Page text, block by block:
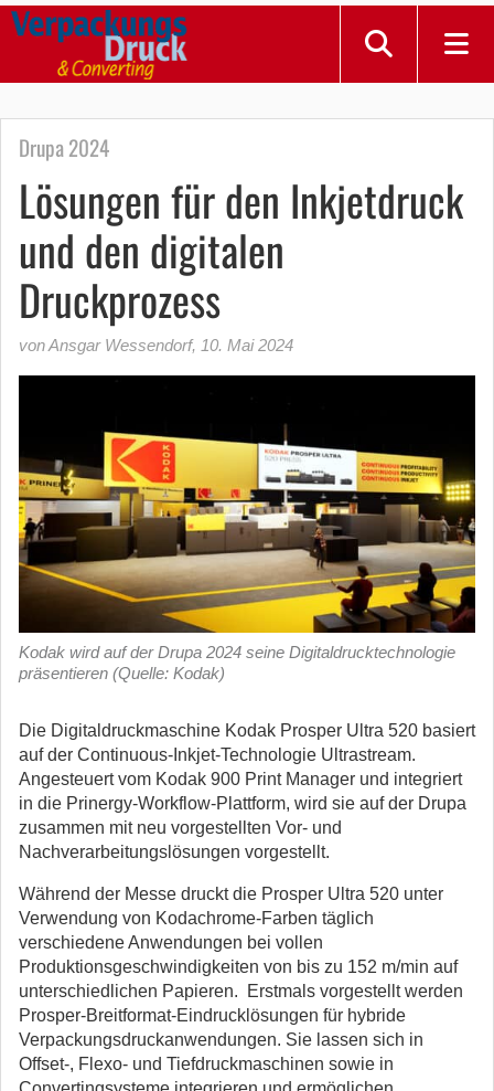
Drupa 2024
Lösungen für den Inkjetdruck
und den digitalen
Druckprozess
von Ansgar Wessendorf, 10. Mai 2024
Kodak wird auf der Drupa 2024 seine Digitaldrucktechnologie
präsentieren (Quelle: Kodak)
Die Digitaldruckmaschine Kodak Prosper Ultra 520 basiert
auf der Continuous-Inkjet-Technologie Ultrastream.
Angesteuert vom Kodak 900 Print Manager und integriert
in die Prinergy-Workflow-Plattform, wird sie auf der Drupa
zusammen mit neu vorgestellten Vor- und
Nachverarbeitungslösungen vorgestellt.
Während der Messe druckt die Prosper Ultra 520 unter
Verwendung von Kodachrome-Farben täglich
verschiedene Anwendungen bei vollen
Produktionsgeschwindigkeiten von bis zu 152 m/min auf
unterschiedlichen Papieren. Erstmals vorgestellt werden
Prosper-Breitformat-Eindrucklösungen für hybride
Verpackungsdruckanwendungen. Sie lassen sich in
Offset-, Flexo- und Tiefdruckmaschinen sowie in